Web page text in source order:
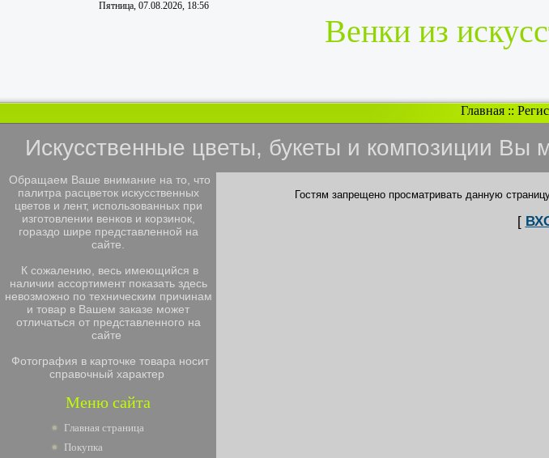
Пятница, 07.08.2026, 18:56
Венки из
Главная ::
Искусственные цветы, букеты и композиции
Обращаем Ваше внимание на то, что
палитра расцветок искусственных
цветов и лент, использованных при
изготовлении венков и корзинок,
гораздо шире представленной на
сайте.
К сожалению, весь имеющийся в
наличии ассортимент показать здесь
невозможно по техническим причинам
и товар в Вашем заказе может
отличаться от представленного на
сайте
Фотография в карточке товара носит
справочный характер
Меню сайта
Главная страница
Покупка
Гостям запрещено просматривать данную
[